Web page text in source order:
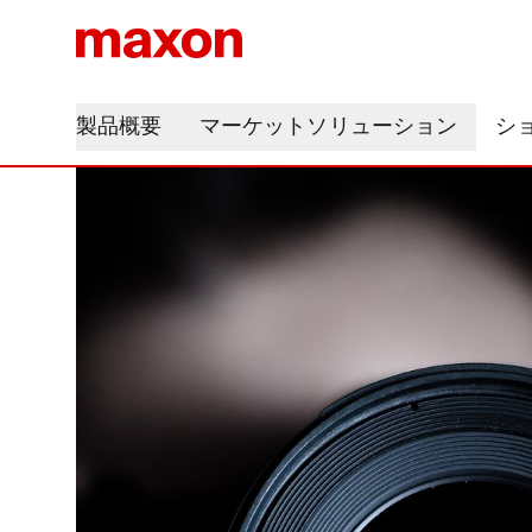
製品概要 マーケットソリューション シ